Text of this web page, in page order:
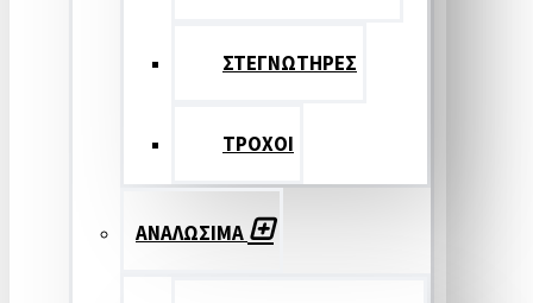
ΣΤΕΓΝΩΤΗΡΕΣ
ΤΡΟΧΟΙ
ΑΝΑΛΩΣΙΜΑ